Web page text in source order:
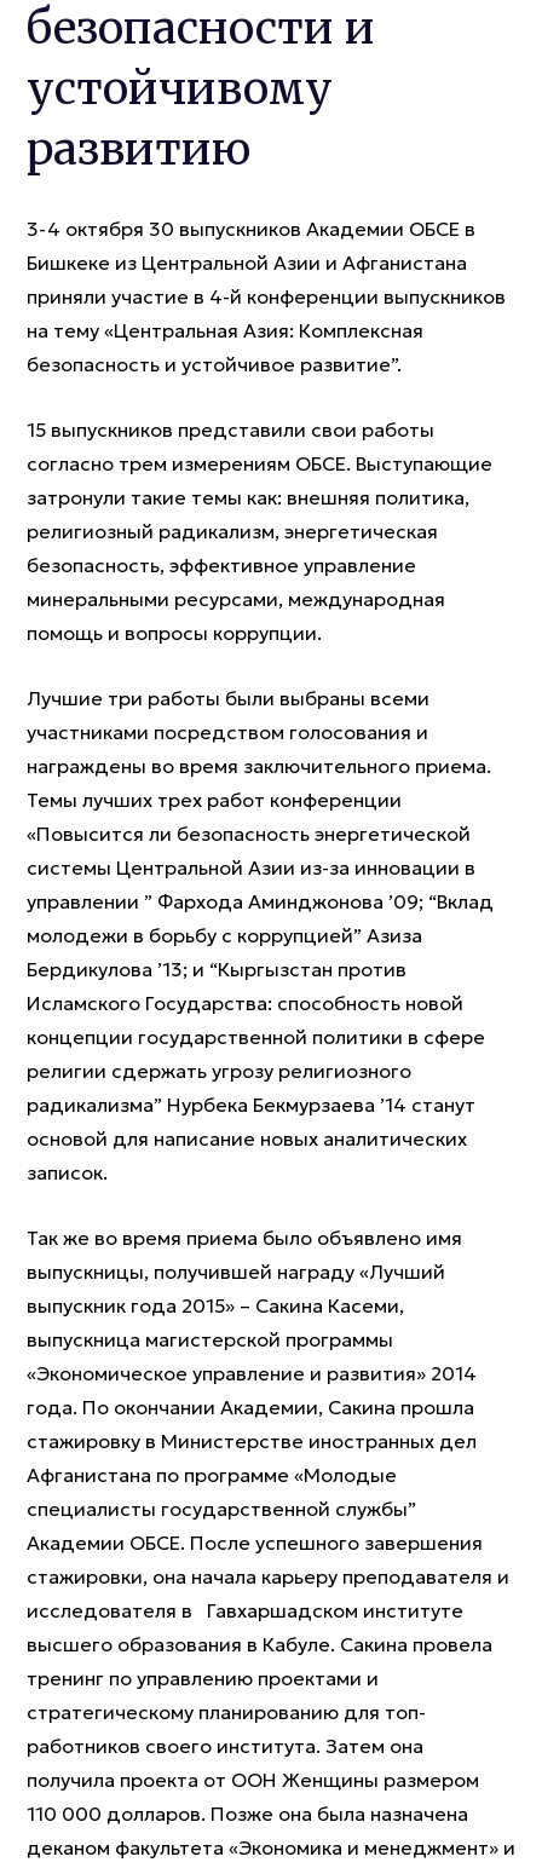
безопасности и
устойчивому
развитию
3-4 октября 30 выпускников Академии ОБСЕ в
Бишкеке из Центральной Азии и Афганистана
приняли участие в 4-й конференции выпускников
на тему «Центральная Азия: Комплексная
безопасность и устойчивое развитие”.
15 выпускников представили свои работы
согласно трем измерениям ОБСЕ. Выступающие
затронули такие темы как: внешняя политика,
религиозный радикализм, энергетическая
безопасность, эффективное управление
минеральными ресурсами, международная
помощь и вопросы коррупции.
Лучшие три работы были выбраны всеми
участниками посредством голосования и
награждены во время заключительного приема.
Темы лучших трех работ конференции
«Повысится ли безопасность энергетической
системы Центральной Азии из-за инновации в
управлении ” Фархода Аминджонова ’09; “Вклад
молодежи в борьбу с коррупцией” Азиза
Бердикулова ’13; и “Кыргызстан против
Исламского Государства: способность новой
концепции государственной политики в сфере
религии сдержать угрозу религиозного
радикализма” Нурбека Бекмурзаева ’14 станут
основой для написание новых аналитических
записок.
Так же во время приема было объявлено имя
выпускницы, получившей награду «Лучший
выпускник года 2015» – Сакина Касеми,
выпускница магистерской программы
«Экономическое управление и развития» 2014
года. По окончании Академии, Сакина прошла
стажировку в Министерстве иностранных дел
Афганистана по программе «Молодые
специалисты государственной службы”
Академии ОБСЕ. После успешного завершения
стажировки, она начала карьеру преподавателя и
исследователя в Гавхаршадском институте
высшего образования в Кабуле. Сакина провела
тренинг по управлению проектами и
стратегическому планированию для топ-
работников своего института. Затем она
получила проекта от ООН Женщины размером
110 000 долларов. Позже она была назначена
деканом факультета «Экономика и менеджмент» и